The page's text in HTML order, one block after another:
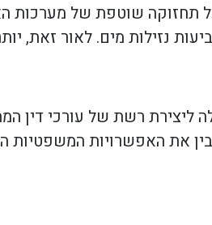
תחזוקה שוטפת של מערכות
נזילות מים. לאור זאת,
ליצירת רשת של עורכי דין
את האפשרויות